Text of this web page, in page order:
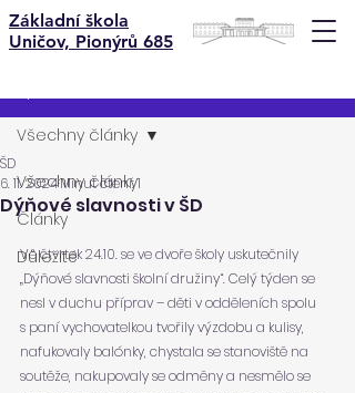
Základní škola
Uničov, Pionýrů 685
Všechny články
Články
Důležité
Všechny články
Dýňové slavnosti v ŠD
ŠD
6. 11. 2024Minut čtení: 1
Ve čtvrtek 24.10. se ve dvoře školy uskutečnily
„Dýňové slavnosti školní družiny“. Celý týden se
nesl v duchu příprav – děti v odděleních spolu
s paní vychovatelkou tvořily výzdobu a kulisy,
nafukovaly balónky, chystala se stanoviště na
soutěže, nakupovaly se odměny a nesmělo se